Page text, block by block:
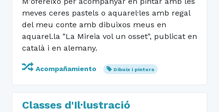
meves ceres pastels o aquarel·les amb regal
del meu conte amb dibuixos meus en
aquarel.la "La Mireia vol un osset", publicat en
català i en alemany.
Acompañamiento Dibuix i pintura
Classes d'Il·lustració